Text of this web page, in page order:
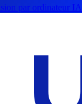
par ordinateur